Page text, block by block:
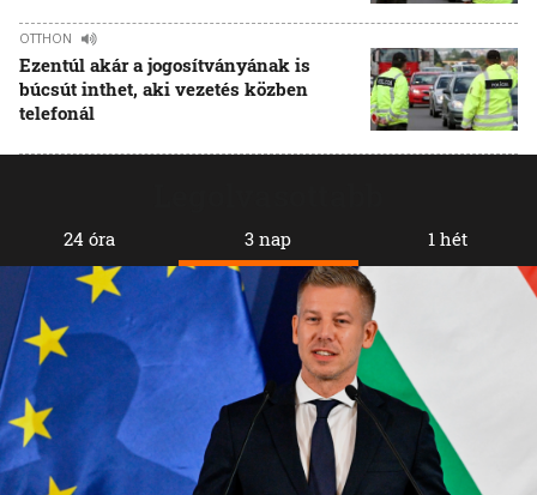
OTTHON
Ezentúl akár a jogosítványának is
búcsút inthet, aki vezetés közben
telefonál
24 óra 3 nap 1 hét